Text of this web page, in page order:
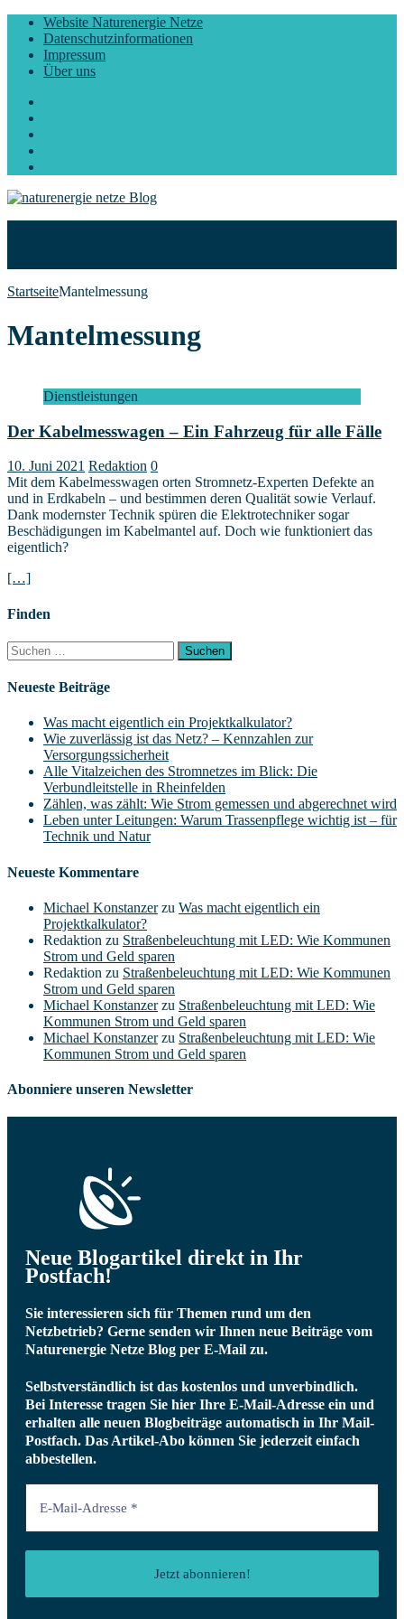
Website Naturenergie Netze
Datenschutzinformationen
Impressum
Über uns
StartseiteMantelmessung
Mantelmessung
Dienstleistungen
Der Kabelmesswagen – Ein Fahrzeug für alle Fälle
10. Juni 2021 Redaktion 0
Mit dem Kabelmesswagen orten Stromnetz-Experten Defekte an
und in Erdkabeln – und bestimmen deren Qualität sowie Verlauf.
Dank modernster Technik spüren die Elektrotechniker sogar
Beschädigungen im Kabelmantel auf. Doch wie funktioniert das
eigentlich?
[…]
Finden
Suchen
nach:
Neueste Beiträge
Was macht eigentlich ein Projektkalkulator?
Wie zuverlässig ist das Netz? – Kennzahlen zur
Versorgungssicherheit
Alle Vitalzeichen des Stromnetzes im Blick: Die
Verbundleitstelle in Rheinfelden
Zählen, was zählt: Wie Strom gemessen und abgerechnet wird
Leben unter Leitungen: Warum Trassenpflege wichtig ist – für
Technik und Natur
Neueste Kommentare
Michael Konstanzerzu Was macht eigentlich ein
Projektkalkulator?
Redaktion zu Straßenbeleuchtung mit LED: Wie Kommunen
Strom und Geld sparen
Redaktion zu Straßenbeleuchtung mit LED: Wie Kommunen
Strom und Geld sparen
Michael Konstanzerzu Straßenbeleuchtung mit LED: Wie
Kommunen Strom und Geld sparen
Michael Konstanzerzu Straßenbeleuchtung mit LED: Wie
Kommunen Strom und Geld sparen
Abonniere unseren Newsletter
Neue Blogartikel direkt in Ihr
Postfach!
Sie interessieren sich für Themen rund um den
Netzbetrieb? Gerne senden wir Ihnen neue Beiträge vom
Naturenergie Netze Blog per E-Mail zu.
Selbstverständlich ist das kostenlos und unverbindlich.
Bei Interesse tragen Sie hier Ihre E-Mail-Adresse ein und
erhalten alle neuen Blogbeiträge automatisch in Ihr Mail-
Postfach. Das Artikel-Abo können Sie jederzeit einfach
abbestellen.